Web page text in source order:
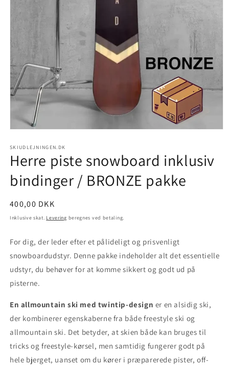
SKIUDLEJNINGEN.DK
Herre piste snowboard inklusiv
bindinger / BRONZE pakke
Normalpris
400,00 DKK
Inklusive skat. Levering beregnes ved betaling.
For dig, der leder efter et pålideligt og prisvenligt
snowboardudstyr. Denne pakke indeholder alt det essentielle
udstyr, du behøver for at komme sikkert og godt ud på
pisterne.
En allmountain ski med twintip-design er en alsidig ski,
der kombinerer egenskaberne fra både freestyle ski og
allmountain ski. Det betyder, at skien både kan bruges til
tricks og freestyle-kørsel, men samtidig fungerer godt på
hele bjerget, uanset om du kører i præparerede pister, off-